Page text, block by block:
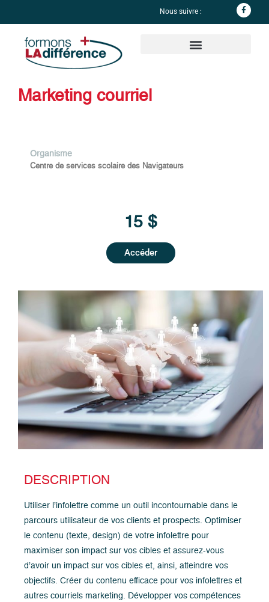
Nous suivre :
Marketing courriel
Organisme
Centre de services scolaire des Navigateurs
15 $
Accéder
DESCRIPTION
Utiliser l’infolettre comme un outil incontournable dans le
parcours utilisateur de vos clients et prospects. Optimiser
le contenu (texte, design) de votre infolettre pour
maximiser son impact sur vos cibles et assurez-vous
d’avoir un impact sur vos cibles et, ainsi, atteindre vos
objectifs. Créer du contenu efficace pour vos infolettres et
autres courriels marketing. Développer vos compétences